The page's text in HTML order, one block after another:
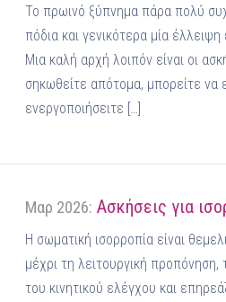
Το πρωινό ξύπνημα πάρα πολύ
πόδια και γενικότερα μία
Μια καλή αρχή λοιπόν είναι οι
σηκωθείτε απότομα, μπορείτε να
ενεργοποιήσειτε […]
Μαρ 2026: Ασκήσεις για
Η σωματική ισορροπία είναι
μέχρι τη λειτουργική προπόνηση,
του κινητικού ελέγχου και